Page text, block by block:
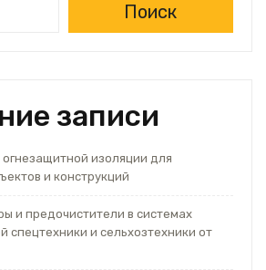
Поиск
записи
изоляции для
и конструкций
и предочистители в системах
спецтехники и сельхозтехники от